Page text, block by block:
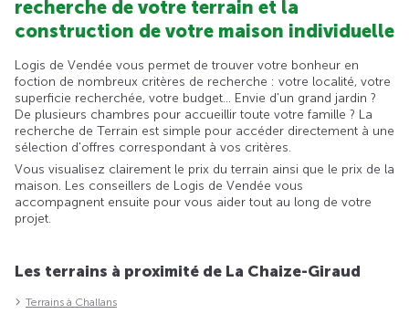
recherche de votre terrain et la
construction de votre maison individuelle
Logis de Vendée vous permet de trouver votre bonheur en
foction de nombreux critères de recherche : votre localité, votre
superficie recherchée, votre budget... Envie d'un grand jardin ?
De plusieurs chambres pour accueillir toute votre famille ? La
recherche de Terrain est simple pour accéder directement à une
sélection d'offres correspondant à vos critères.
Vous visualisez clairement le prix du terrain ainsi que le prix de la
maison. Les conseillers de Logis de Vendée vous
accompagnent ensuite pour vous aider tout au long de votre
projet.
Les terrains à proximité de La Chaize-Giraud
Terrains à Challans